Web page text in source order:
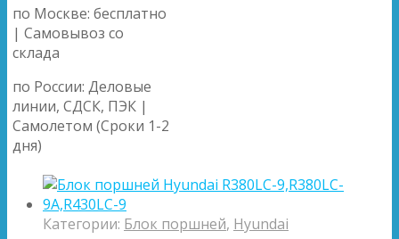
по Москве: бесплатно
| Самовывоз со
склада
по России: Деловые
линии, СДСК, ПЭК |
Самолетом (Сроки 1-2
дня)
Категории: Блок поршней, Hyundai